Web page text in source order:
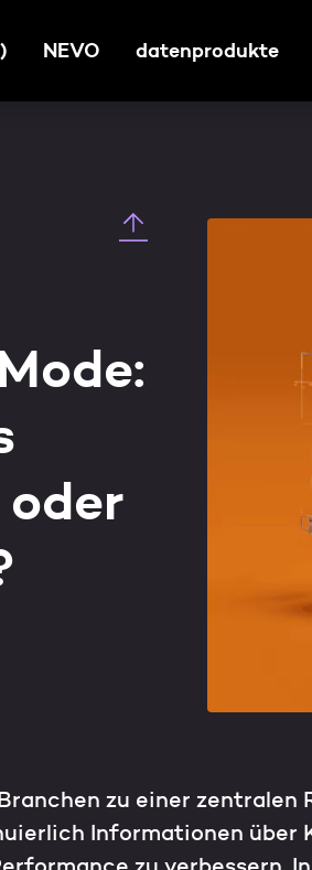
NEVO datenprodukte
zu einer zentralen
Informationen über